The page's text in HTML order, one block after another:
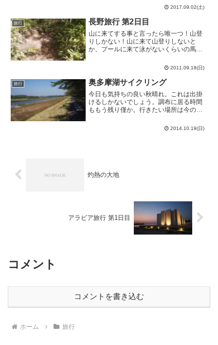
ながらも何処か上品さのある黒人ドライ
バーと一緒にアフリカ大陸の果てを目指
します。海岸沿いの...
2017.09.02(土)
旅行 長野旅行 第2日目
山に来てする事と言ったら唯一つ！山登
りしかない！山に来て山登りしないと
か、プールに来て泳がないくらいの馬鹿
ングコースの6時間コースというのをやっ
てみました。9:44 出発天気予報では曇り
時々雨とか言ってま...
2011.09.18(日)
旅行 奥多摩湖サイクリング
今日も気持ちの良い秋晴れ。これは出掛
けるしかないでしょう。調布に居る時間
ももう残り僅か。行きたい場所は今の内
日は多摩川を遡上します。9:40、出発。
毎度お馴染み甲州街道で西へ向かい、国
2014.10.19(日)
灼熱の大地
アラビア旅行 第1日目
コメント
コメントを書き込む
ホーム 旅行